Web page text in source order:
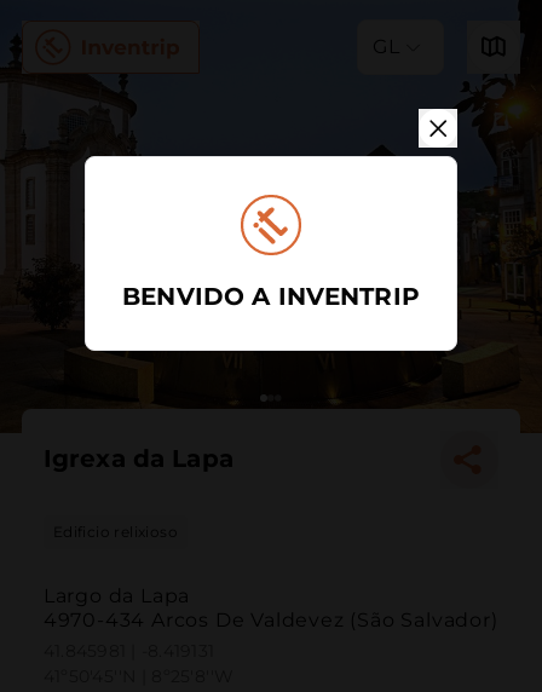
GL
Igrexa da Lapa
Edificio relixioso
Largo da Lapa
4970-434 Arcos De Valdevez (São Salvador)
BENVIDO A INVENTRIP